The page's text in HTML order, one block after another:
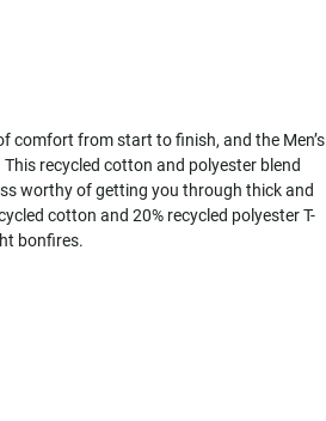
comfort from start to finish, and the Men’s
This recycled cotton and polyester blend
worthy of getting you through thick and
cotton and 20% recycled polyester T-
bonfires.